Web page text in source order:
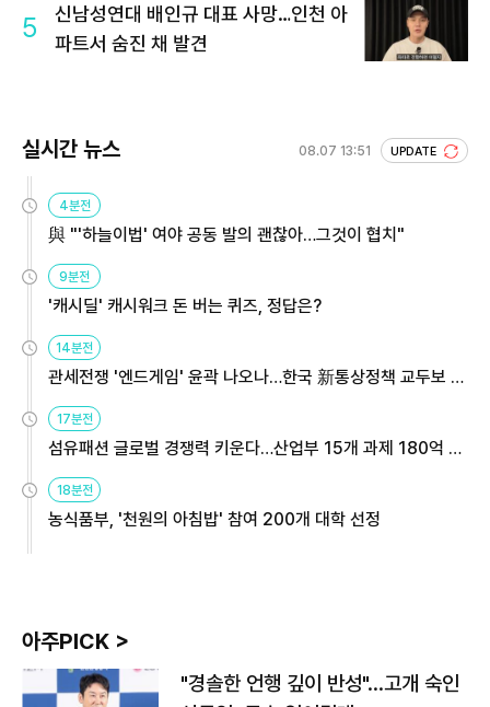
5
신남성연대 배인규 대표 사망…인천 아
파트서 숨진 채 발견
실시간 뉴스 08.07 13:51 UPDATE
4분전
與 "'하늘이법' 여야 공동 발의 괜찮아…그것이 협치"
9분전
'캐시딜' 캐시워크 돈 버는 퀴즈, 정답은?
14분전
관세전쟁 '엔드게임' 윤곽 나오나…한국 新통상정책 교두보 활
17분전
섬유패션 글로벌 경쟁력 키운다…산업부 15개 과제 180억 지
18분전
농식품부, '천원의 아침밥' 참여 200개 대학 선정
아주PICK >
"경솔한 언행 깊이 반성"…고개 숙인